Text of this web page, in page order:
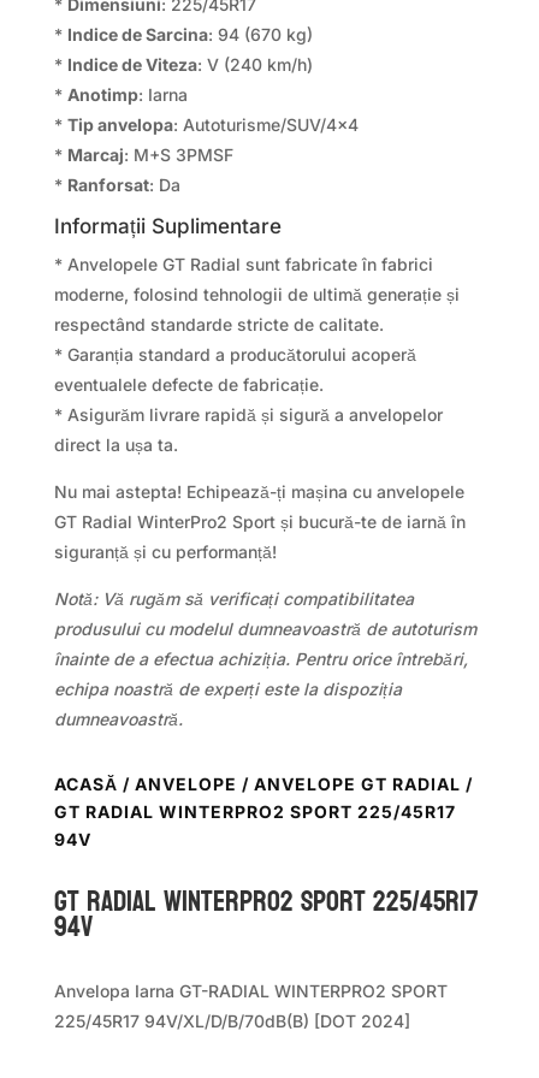
* Indice de Sarcina: 94 (670 kg)
* Indice de Viteza: V (240 km/h)
* Anotimp: Iarna
* Tip anvelopa: Autoturisme/SUV/4×4
* Marcaj: M+S 3PMSF
* Ranforsat: Da
Informații Suplimentare
* Anvelopele GT Radial sunt fabricate în fabrici
moderne, folosind tehnologii de ultimă generație și
respectând standarde stricte de calitate.
* Garanția standard a producătorului acoperă
eventualele defecte de fabricație.
* Asigurăm livrare rapidă și sigură a anvelopelor
direct la ușa ta.
Nu mai astepta! Echipează-ți mașina cu anvelopele
GT Radial WinterPro2 Sport și bucură-te de iarnă în
siguranță și cu performanță!
Notă: Vă rugăm să verificați compatibilitatea
produsului cu modelul dumneavoastră de autoturism
înainte de a efectua achiziția. Pentru orice întrebări,
echipa noastră de experți este la dispoziția
dumneavoastră.
ACASĂ / ANVELOPE / ANVELOPE GT RADIAL /
GT RADIAL WINTERPRO2 SPORT 225/45R17
94V
GT Radial WINTERPRO2 SPORT 225/45R17
94V
Anvelopa Iarna GT-RADIAL WINTERPRO2 SPORT
225/45R17 94V/XL/D/B/70dB(B) [DOT 2024]